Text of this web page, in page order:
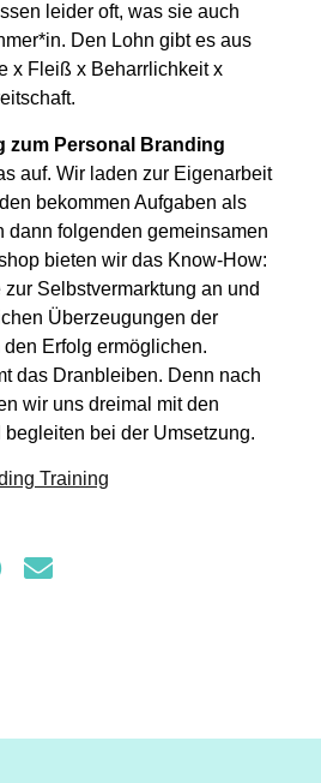
leider oft, was sie auch
Den Lohn gibt es aus
x Fleiß x Beharrlichkeit x
zum Personal Branding
auf. Wir laden zur Eigenarbeit
bekommen Aufgaben als
dann folgenden gemeinsamen
bieten wir das Know-How:
Selbstvermarktung an und
Überzeugungen der
Erfolg ermöglichen.
das Dranbleiben. Denn nach
wir uns dreimal mit den
bei der Umsetzung.
Training